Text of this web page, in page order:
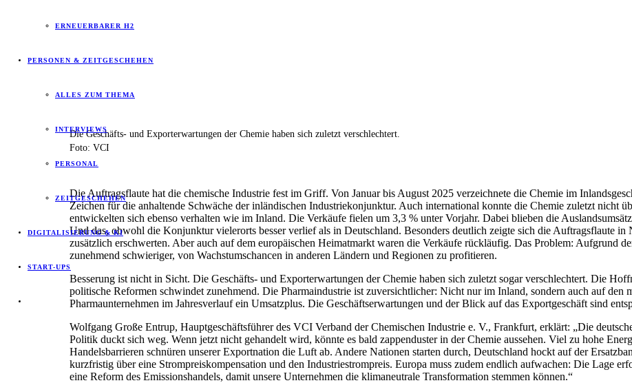
ERNEUERBARER H2
PERSONEN & ZEITGESCHEHEN
ALLES ZUM THEMA
INTERVIEWS
PERSONAL
ZEITGESCHEHEN
DIGITALISIERUNG & KI
START-UPS
Die Geschäfts- und Exporterwartungen der Chemie haben sich zuletzt verschlechtert.
Foto: VCI
Die Auftragsflaute hat die chemische Industrie fest im Griff. Von Januar bis August 2025 verzeichnete die Chemie im
Zeichen für die anhaltende Schwäche der inländischen Industriekonjunktur. Auch international konnte die Chemie zuletzt nicht
entwickelten sich ebenso verhalten wie im Inland. Die Verkäufe fielen um 3,3 % unter Vorjahr. Dabei blieben die
Und das, obwohl die Konjunktur vielerorts besser verlief als in Deutschland. Besonders deutlich zeigte sich die Auftragsflaute
zusätzlich erschwerten. Aber auch auf dem europäischen Heimatmarkt waren die Verkäufe rückläufig. Das Problem: Aufgrund
zunehmend schwieriger, von Wachstumschancen in anderen Ländern und Regionen zu profitieren.
Besserung ist nicht in Sicht. Die Geschäfts- und Exporterwartungen der Chemie haben sich zuletzt sogar verschlechtert. Die
politische Reformen schwindet zunehmend. Die Pharmaindustrie ist zuversichtlicher: Nicht nur im Inland, sondern auch auf den
Pharmaunternehmen im Jahresverlauf ein Umsatzplus. Die Geschäftserwartungen und der Blick auf das Exportgeschäft sind
Wolfgang Große Entrup, Hauptgeschäftsführer des VCI Verband der Chemischen Industrie e. V., Frankfurt, erklärt: „Die
Politik duckt sich weg. Wenn jetzt nicht gehandelt wird, könnte es bald zappenduster in der Chemie aussehen. Viel zu hohe
Handelsbarrieren schnüren unserer Exportnation die Luft ab. Andere Nationen starten durch, Deutschland hockt auf der
kurzfristig über eine Strompreiskompensation und den Industriestrompreis. Europa muss zudem endlich aufwachen: Die Lage
eine Reform des Emissionshandels, damit unsere Unternehmen die klimaneutrale Transformation stemmen können.“